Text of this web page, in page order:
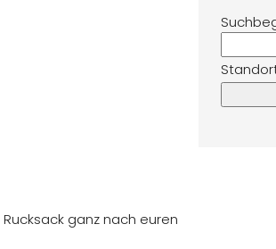
ganz nach euren